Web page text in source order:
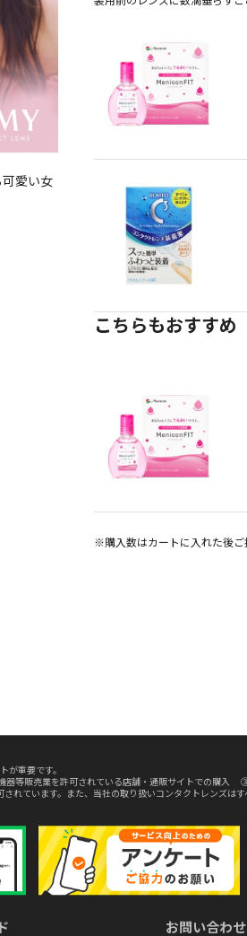
愛い女
こちらもおすすめ
※購入数はカートに入れた後ご
が重要です。
販売業を許可されている店舗・通販サイトでの購入
れています。また、当社の取り扱いコンタクトレンズは
お問い合わせ